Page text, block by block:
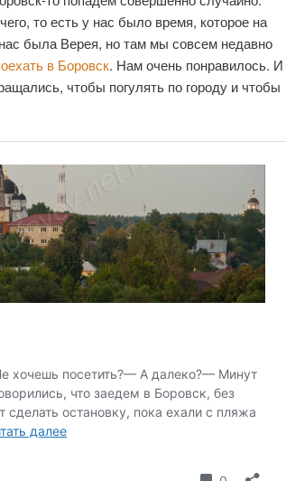
то есть у нас было время, которое на
была Верея, но там мы совсем недавно
в Боровск. Нам очень понравилось. И
чтобы погулять по городу и чтобы